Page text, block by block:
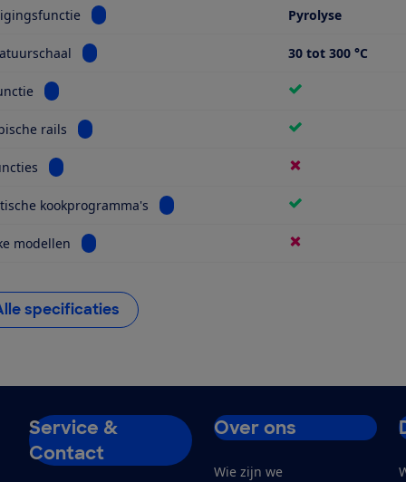
Bekijk informatie voor Zelfreinigingsfunctie
Pyrolyse
Bekijk informatie voor Temperatuurschaal
30 tot 300 °C
Bekijk informatie voor Stoomfunctie
rails Bekijk informatie voor Telescopische rails
Bekijk informatie voor Smartfuncties
kookprogramma's Bekijk informatie voor Automatische
modellen Bekijk informatie voor Identieke modellen
specificaties
Service &
Contact
Over ons
Wie zijn we